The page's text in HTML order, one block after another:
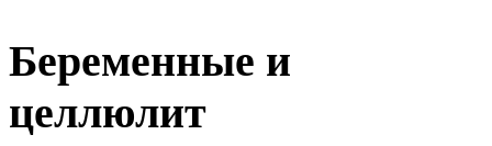
Беременные и
целлюлит